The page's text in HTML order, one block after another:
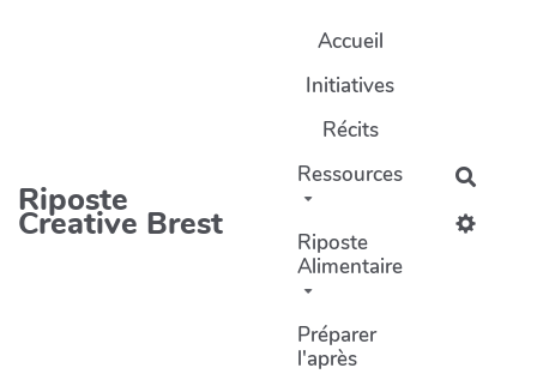
Riposte
Creative Brest
Accueil
Initiatives
Récits
Ressources
Riposte
Alimentaire
Préparer
l'après